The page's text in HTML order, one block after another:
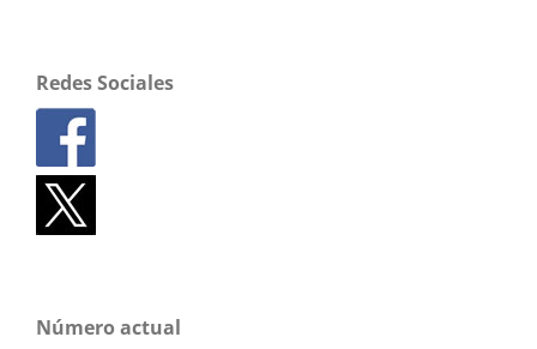
Redes Sociales
Número actual